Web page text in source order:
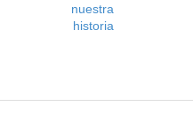
nuestra
historia